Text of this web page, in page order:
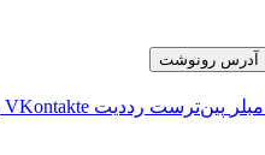
آدرس رونوشت
‫پین‌ترست ‫رددیت ‫VKontakte